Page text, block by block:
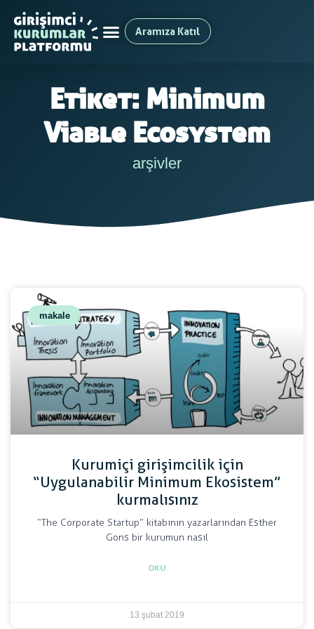
Aramıza Katıl
Etiket: Minimum
Viable Ecosystem
arşivler
makale
Kurumiçi girişimcilik için
“Uygulanabilir Minimum Ekosistem”
kurmalısınız
“The Corporate Startup” kitabının yazarlarından Esther
Gons bir kurumun nasıl
OKU
13 şubat 2019